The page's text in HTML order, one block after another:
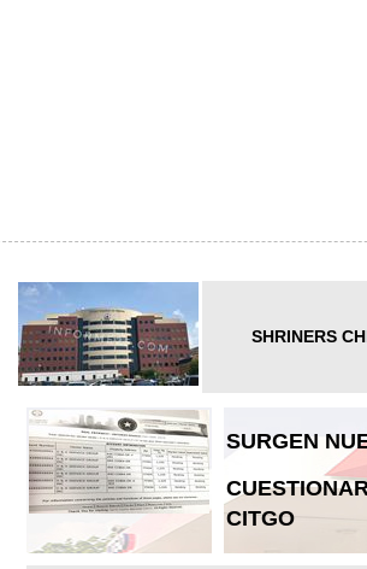
SHRINERS
SURGEN
CITGO